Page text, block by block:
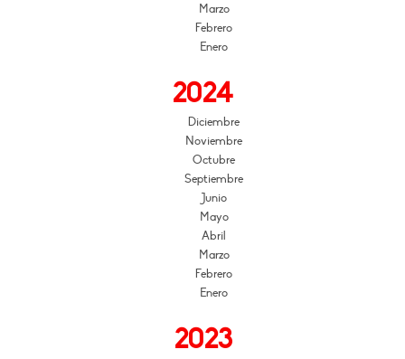
Marzo
Febrero
Enero
2024
Diciembre
Noviembre
Octubre
Septiembre
Junio
Mayo
Abril
Marzo
Febrero
Enero
2023